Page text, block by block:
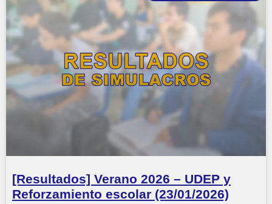
[Resultados] Verano 2026 – UDEP y
Reforzamiento escolar (23/01/2026)